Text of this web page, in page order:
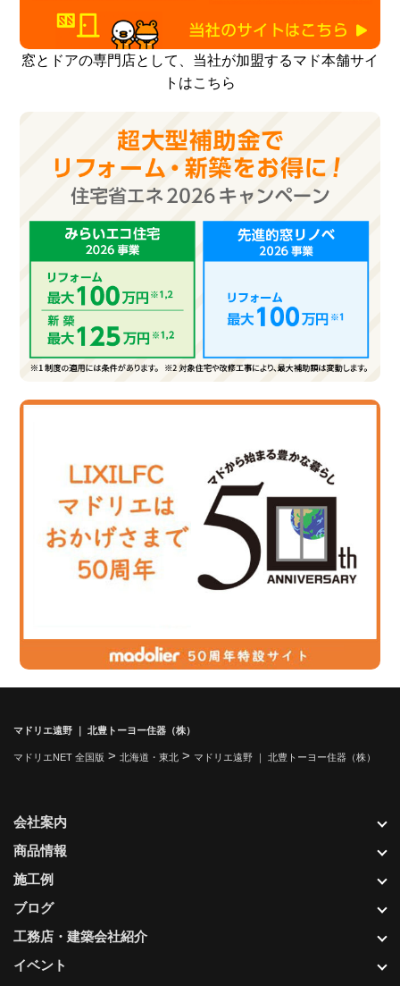
窓とドアの専門店として、当社が加盟するマド本舗サイ
トはこちら
マドリエ遠野 ｜ 北豊トーヨー住器（株）
マドリエNET 全国版 > 北海道・東北 > マドリエ遠野 ｜ 北豊トーヨー住器（株）
会社案内
商品情報
施工例
ブログ
工務店・建築会社紹介
イベント